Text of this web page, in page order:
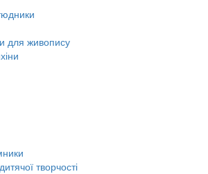
для живопису
творчості